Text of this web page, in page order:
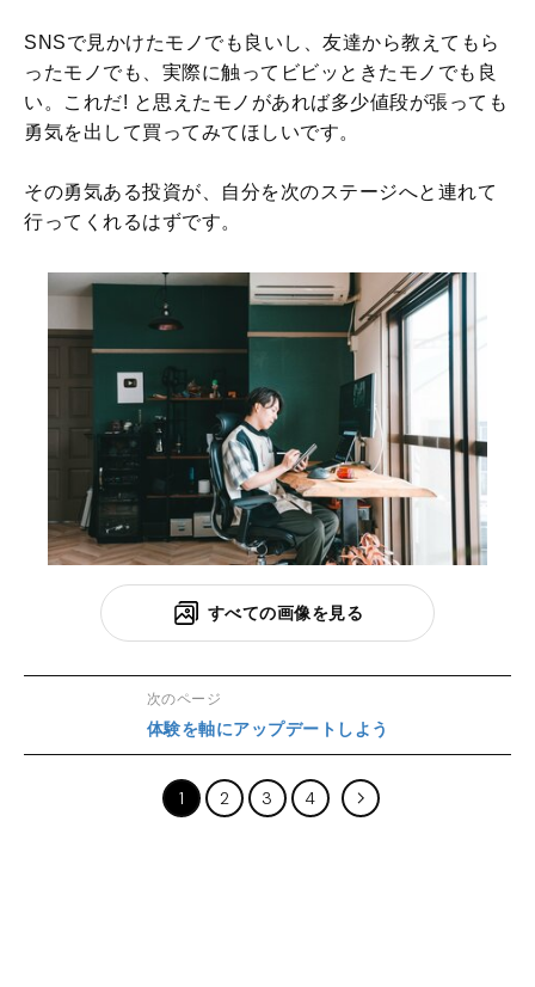
SNSで見かけたモノでも良いし、友達から教えてもら
ったモノでも、実際に触ってビビッときたモノでも良
い。これだ! と思えたモノがあれば多少値段が張っても
勇気を出して買ってみてほしいです。
その勇気ある投資が、自分を次のステージへと連れて
行ってくれるはずです。
すべての画像を見る
次のページ
体験を軸にアップデートしよう
1 2 3 4